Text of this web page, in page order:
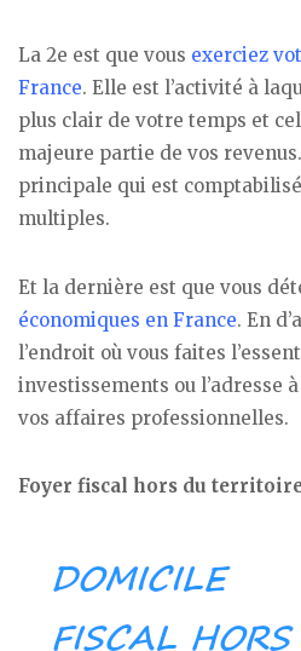
La 2e est que vous exerciez
France. Elle est l’activité à
plus clair de votre temps et
majeure partie de vos
principale qui est
multiples.
Et la dernière est que vous
économiques en France. En
l’endroit où vous faites
investissements ou l’adresse
vos affaires professionnelles.
Foyer fiscal hors du